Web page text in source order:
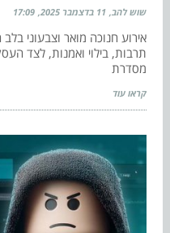
שוש להב 11 בדצמבר 2025 17:09
אירוע חנוכה מואר וצבעוני
תרבות, בילוי ואמנות, לצד
מסדרת
קראו עוד